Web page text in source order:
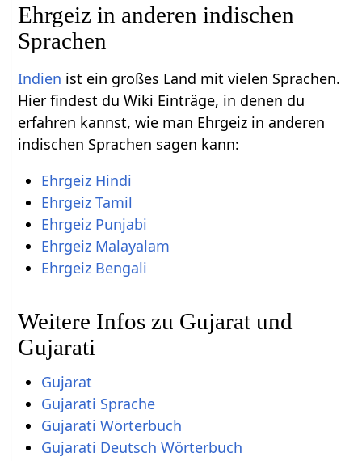
Ehrgeiz in anderen indischen
Sprachen
Indien ist ein großes Land mit vielen Sprachen.
Hier findest du Wiki Einträge, in denen du
erfahren kannst, wie man Ehrgeiz in anderen
indischen Sprachen sagen kann:
Ehrgeiz Hindi
Ehrgeiz Tamil
Ehrgeiz Punjabi
Ehrgeiz Malayalam
Ehrgeiz Bengali
Weitere Infos zu Gujarat und
Gujarati
Gujarat
Gujarati Sprache
Gujarati Wörterbuch
Gujarati Deutsch Wörterbuch